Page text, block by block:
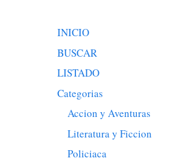
INICIO
BUSCAR
LISTADO
Categorias
Accion y Aventuras
Literatura y Ficcion
Policiaca